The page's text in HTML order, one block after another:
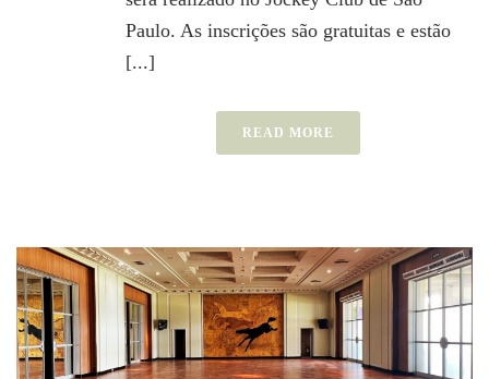
Paulo. As inscrições são gratuitas e estão
[...]
READ MORE